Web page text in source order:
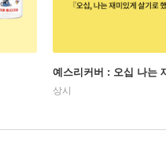
예스리커버 : 오십 나는
상시